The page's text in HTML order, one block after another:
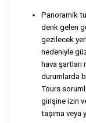
Panoramik
denk gelen
gezilecek
nedeniyle
hava şartları
durumlarda
Tours
girişine izin
taşıma veya